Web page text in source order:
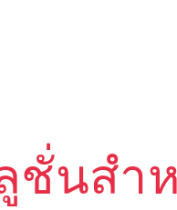
ชั่นสำ